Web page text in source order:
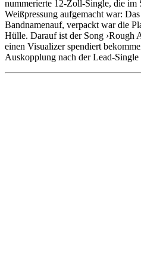
nummerierte 12-Zoll-Single, die im
Weißpressung aufgemacht war:
Bandnamenauf, verpackt war die
Hülle. Darauf ist der Song ›Rough
einen Visualizer spendiert
Auskopplung nach der Lead-Single